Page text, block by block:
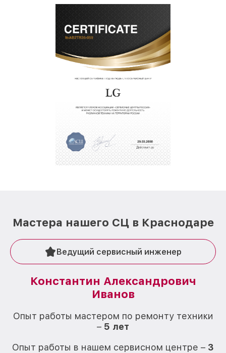
Мастера нашего СЦ в Краснодаре
Ведущий сервисный инженер
Константин Александрович
Иванов
Опыт работы мастером по ремонту техники
– 5 лет
Опыт работы в нашем сервисном центре – 3